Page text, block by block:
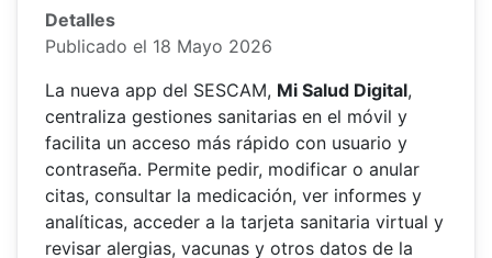
Detalles
Publicado el 18 Mayo 2026
La nueva app del SESCAM, Mi Salud Digital,
centraliza gestiones sanitarias en el móvil y
facilita un acceso más rápido con usuario y
contraseña. Permite pedir, modificar o anular
citas, consultar la medicación, ver informes y
analíticas, acceder a la tarjeta sanitaria virtual y
revisar alergias, vacunas y otros datos de la